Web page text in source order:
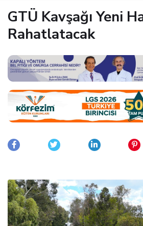
GTÜ Kavşağı Yeni
Rahatlatacak